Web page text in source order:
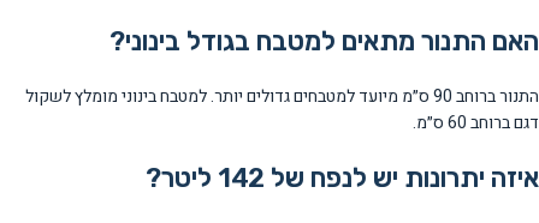
האם התנור מתאים למטבח בגודל בינוני?
התנור ברוחב 90 ס״מ מיועד למטבחים גדולים יותר. למטבח בינוני מומלץ לשקול
דגם ברוחב 60 ס״מ.
איזה יתרונות יש לנפח של 142 ליטר?